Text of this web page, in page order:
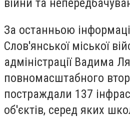
війни та
За останньою
Слов'янської міської
адміністрації Вадима
повномасштабного
постраждали 137
об'єктів, серед яких